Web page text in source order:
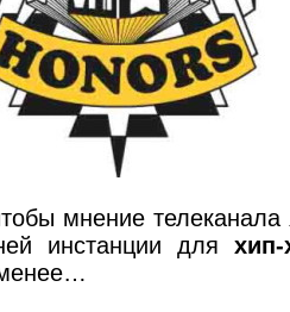
мнение телеканала
инстанции дляхип-